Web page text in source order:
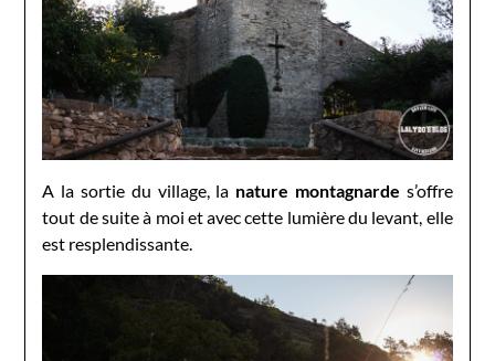
A la sortie du village, la nature montagnarde s’offre
tout de suite à moi et avec cette lumière du levant, elle
est resplendissante.